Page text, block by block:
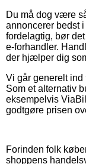
Du må dog være
annoncerer bedst
fordelagtig, bør
e-forhandler.
der hjælper dig
Vi går generelt
Som et alternativ
eksempelvis
godtgøre prisen
Forinden folk
shoppens